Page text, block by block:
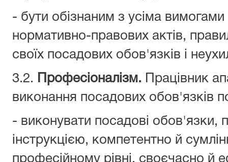
- бути обізнаним з усіма вимогами
нормативно-правових актів,
своїх посадових обов'язків і
3.2. Професіоналізм.
Працівник
виконання посадових обов'язків
- виконувати посадові обов'язки,
інструкцією, компетентно й
професійному рівні, своєчасно й